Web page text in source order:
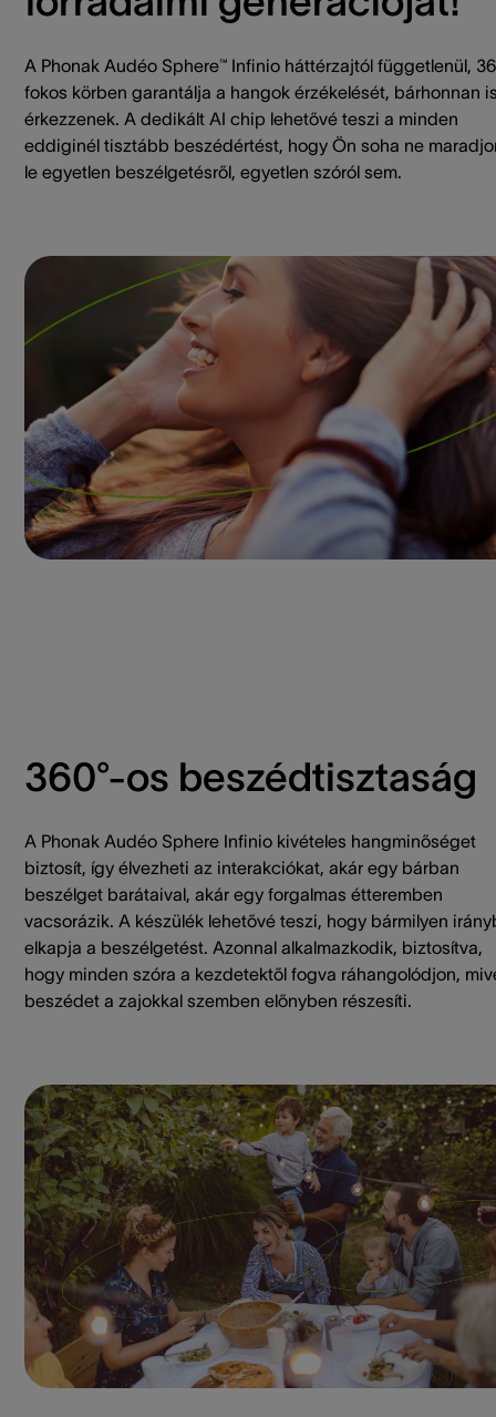
A Phonak Audéo Sphere™ Infinio háttérzajtól függetlenül,
fokos körben garantálja a hangok érzékelését, bárhonnan
érkezzenek. A dedikált AI chip lehetővé teszi a minden
eddiginél tisztább beszédértést, hogy Ön soha ne
le egyetlen beszélgetésről, egyetlen szóról sem.
360°-os beszédtisztaság
A Phonak Audéo Sphere Infinio kivételes hangminőséget
biztosít, így élvezheti az interakciókat, akár egy bárban
beszélget barátaival, akár egy forgalmas étteremben
vacsorázik. A készülék lehetővé teszi, hogy bármilyen
elkapja a beszélgetést. Azonnal alkalmazkodik, biztosítva,
hogy minden szóra a kezdetektől fogva ráhangolódjon,
beszédet a zajokkal szemben előnyben részesíti.